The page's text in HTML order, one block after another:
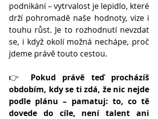
podnikání – vytrvalost je lepidlo, které
drží pohromadě naše hodnoty, vize i
touhu růst. Je to rozhodnutí nevzdat
se, i když okolí možná nechápe, proč
jdeme právě touto cestou.
👉 Pokud právě teď procházíš
obdobím, kdy se ti zdá, že nic nejde
podle plánu – pamatuj: to, co tě
dovede do cíle, není talent ani